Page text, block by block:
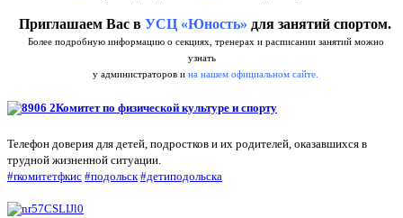
Приглашаем Вас в УСЦ «Юность» для занятий спортом.
Более подробную информацию о секциях, тренерах и расписании занятий можно
узнать
у администраторов и на нашем официальном сайте.
Комитет по физической культуре и спорту
Телефон доверия для детей, подростков и их родителей, оказавшихся в
трудной жизненной ситуации.
#rкомитетфкис #подольск #детиподольска